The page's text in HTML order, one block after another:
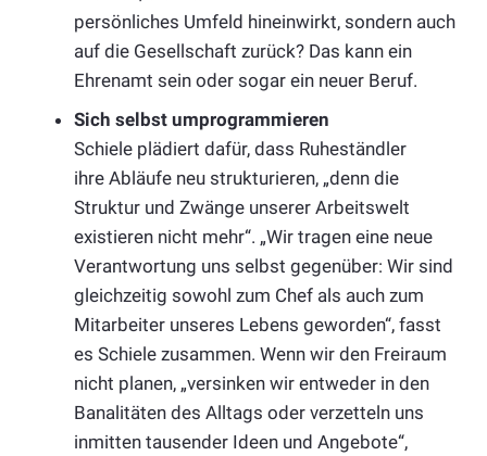
persönliches Umfeld hineinwirkt, sondern auch
auf die Gesellschaft zurück? Das kann ein
Ehrenamt sein oder sogar ein neuer Beruf.
Sich selbst umprogrammieren
Schiele plädiert dafür, dass Ruheständler
ihre Abläufe neu strukturieren, „denn die
Struktur und Zwänge unserer Arbeitswelt
existieren nicht mehr“. „Wir tragen eine neue
Verantwortung uns selbst gegenüber: Wir sind
gleichzeitig sowohl zum Chef als auch zum
Mitarbeiter unseres Lebens geworden“, fasst
es Schiele zusammen. Wenn wir den Freiraum
nicht planen, „versinken wir entweder in den
Banalitäten des Alltags oder verzetteln uns
inmitten tausender Ideen und Angebote“,